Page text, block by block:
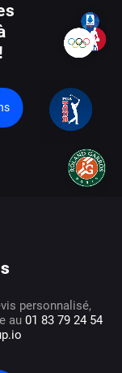
personnalisé,
au 01 83 79 24 54